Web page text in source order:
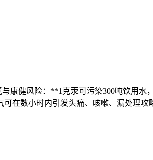
康健风险：**1克汞可污染300吨饮用水
可在数小时内引发头痛、咳嗽、漏处理攻